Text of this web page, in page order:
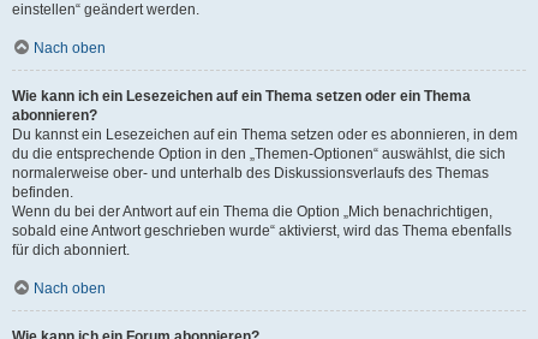
einstellen“ geändert werden.
Nach oben
Wie kann ich ein Lesezeichen auf ein Thema setzen oder ein Thema
abonnieren?
Du kannst ein Lesezeichen auf ein Thema setzen oder es abonnieren, in dem
du die entsprechende Option in den „Themen-Optionen“ auswählst, die sich
normalerweise ober- und unterhalb des Diskussionsverlaufs des Themas
befinden.
Wenn du bei der Antwort auf ein Thema die Option „Mich benachrichtigen,
sobald eine Antwort geschrieben wurde“ aktivierst, wird das Thema ebenfalls
für dich abonniert.
Nach oben